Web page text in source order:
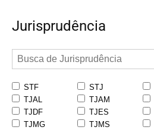
Jurisprudência
STF STJ
TJAL
TJAM
TJDF
TJES
TJMG
TJMS